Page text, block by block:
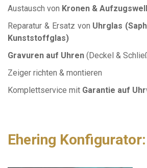
Austausch von Kronen &
Reparatur & Ersatz von Uhrglas
Kunststoffglas)
Gravuren auf Uhren (Deckel &
Zeiger richten & montieren
Komplettservice mit Garantie auf
Ehering Konfigurator: